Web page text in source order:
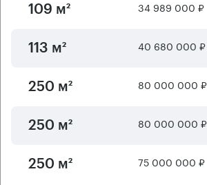
109 м² 34 989 000 ₽
113 м² 40 680 000 ₽
250 м² 80 000 000 ₽
250 м² 80 000 000 ₽
250 м² 75 000 000 ₽